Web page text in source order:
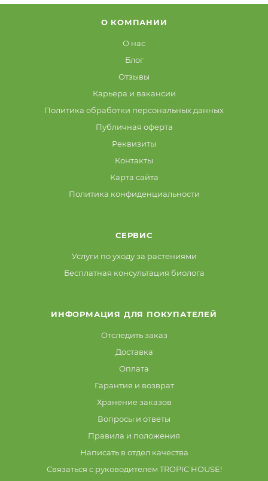
О КОМПАНИИ
О нас
Блог
Отзывы
Карьера и вакансии
Политика обработки персональных данных
Публичная оферта
Реквизиты
Контакты
Карта сайта
Политика конфиденциальности
СЕРВИС
Услуги по уходу за растениями
Бесплатная консультация биолога
ИНФОРМАЦИЯ ДЛЯ ПОКУПАТЕЛЕЙ
Отследить заказ
Доставка
Оплата
Гарантия и возврат
Хранение заказов
Вопросы и ответы
Правила и положения
Написать в отдел качества
Связаться с руководителем TROPIC HOUSE!